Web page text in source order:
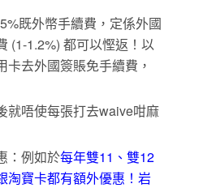
既外幣手續費，定係外國
(1-1.2%) 都可以慳返！以
去外國簽賬免手續費，
就唔使每張打去waive咁麻
：例如於每年雙11、雙12
淘寶卡都有額外優惠！岩